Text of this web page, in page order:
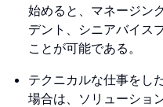
始めると、マネージン
デント、シニアバイス
ことが可能である。
テクニカルな仕事をし
場合は、ソリューショ